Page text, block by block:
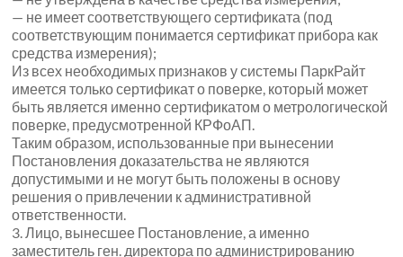
— не имеет соответствующего сертификата (под
соответствующим понимается сертификат прибора как
средства измерения);
Из всех необходимых признаков у системы ПаркРайт
имеется только сертификат о поверке, который может
быть является именно сертификатом о метрологической
поверке, предусмотренной КРФоАП.
Таким образом, использованные при вынесении
Постановления доказательства не являются
допустимыми и не могут быть положены в основу
решения о привлечении к административной
ответственности.
3.Лицо, вынесшее Постановление, а именно
заместитель ген. директора по администрированию